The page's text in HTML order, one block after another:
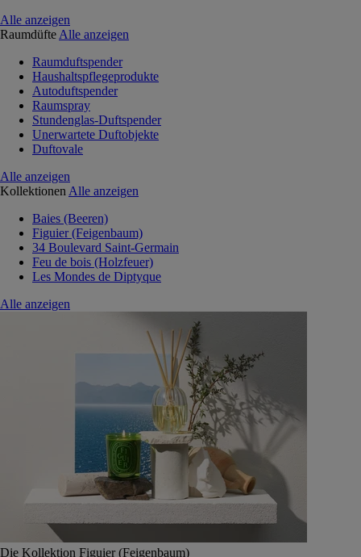
Alle anzeigen
Raumdüfte Alle anzeigen
Raumduftspender
Haushaltspflegeprodukte
Autoduftspender
Raumspray
Stundenglas-Duftspender
Unerwartete Duftobjekte
Duftovale
Alle anzeigen
Kollektionen Alle anzeigen
Baies (Beeren)
Figuier (Feigenbaum)
34 Boulevard Saint-Germain
Feu de bois (Holzfeuer)
Les Mondes de Diptyque
Alle anzeigen
Die Kollektion Figuier (Feigenbaum)